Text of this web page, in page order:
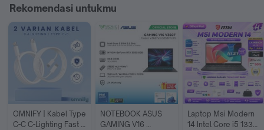
Rekomendasi untukmu
OMNIFY | Kabel Type
C-C C-Lighting Fast
NOTEBOOK ASUS
GAMING V16
Laptop Msi Modern
14 Intel Core i5 1334